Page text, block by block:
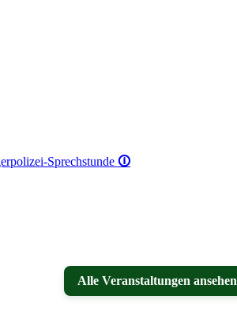
Sprechstunde 🛈
Alle Veranstaltungen ansehen